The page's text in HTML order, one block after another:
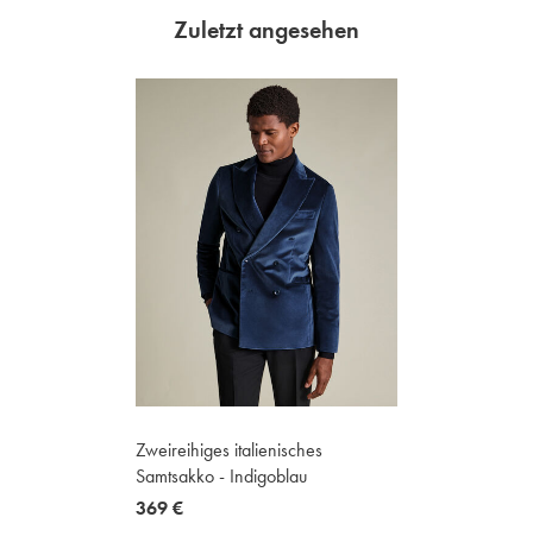
Zuletzt angesehen
Zweireihiges italienisches
Samtsakko - Indigoblau
now
369 €